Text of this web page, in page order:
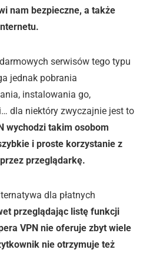
nam bezpieczne, a także
serwisów tego typu
jednak pobrania
instalowania go,
dla niektóry zwyczajnie jest to
wychodzi takim osobom
i proste korzystanie z
przeglądarkę.
dla płatnych
przeglądając listę funkcji
VPN nie oferuje zbyt wiele
nie otrzymuje też